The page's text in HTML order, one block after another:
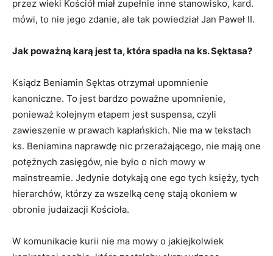
przez wieki Kościół miał zupełnie inne stanowisko, kard.
mówi, to nie jego zdanie, ale tak powiedział Jan Paweł II.
Jak poważną karą jest ta, która spadła na ks. Sęktasa?
Ksiądz Beniamin Sęktas otrzymał upomnienie
kanoniczne. To jest bardzo poważne upomnienie,
ponieważ kolejnym etapem jest suspensa, czyli
zawieszenie w prawach kapłańskich. Nie ma w tekstach
ks. Beniamina naprawdę nic przerażającego, nie mają one
potężnych zasięgów, nie było o nich mowy w
mainstreamie. Jedynie dotykają one ego tych księży, tych
hierarchów, którzy za wszelką cenę stają okoniem w
obronie judaizacji Kościoła.
W komunikacie kurii nie ma mowy o jakiejkolwiek